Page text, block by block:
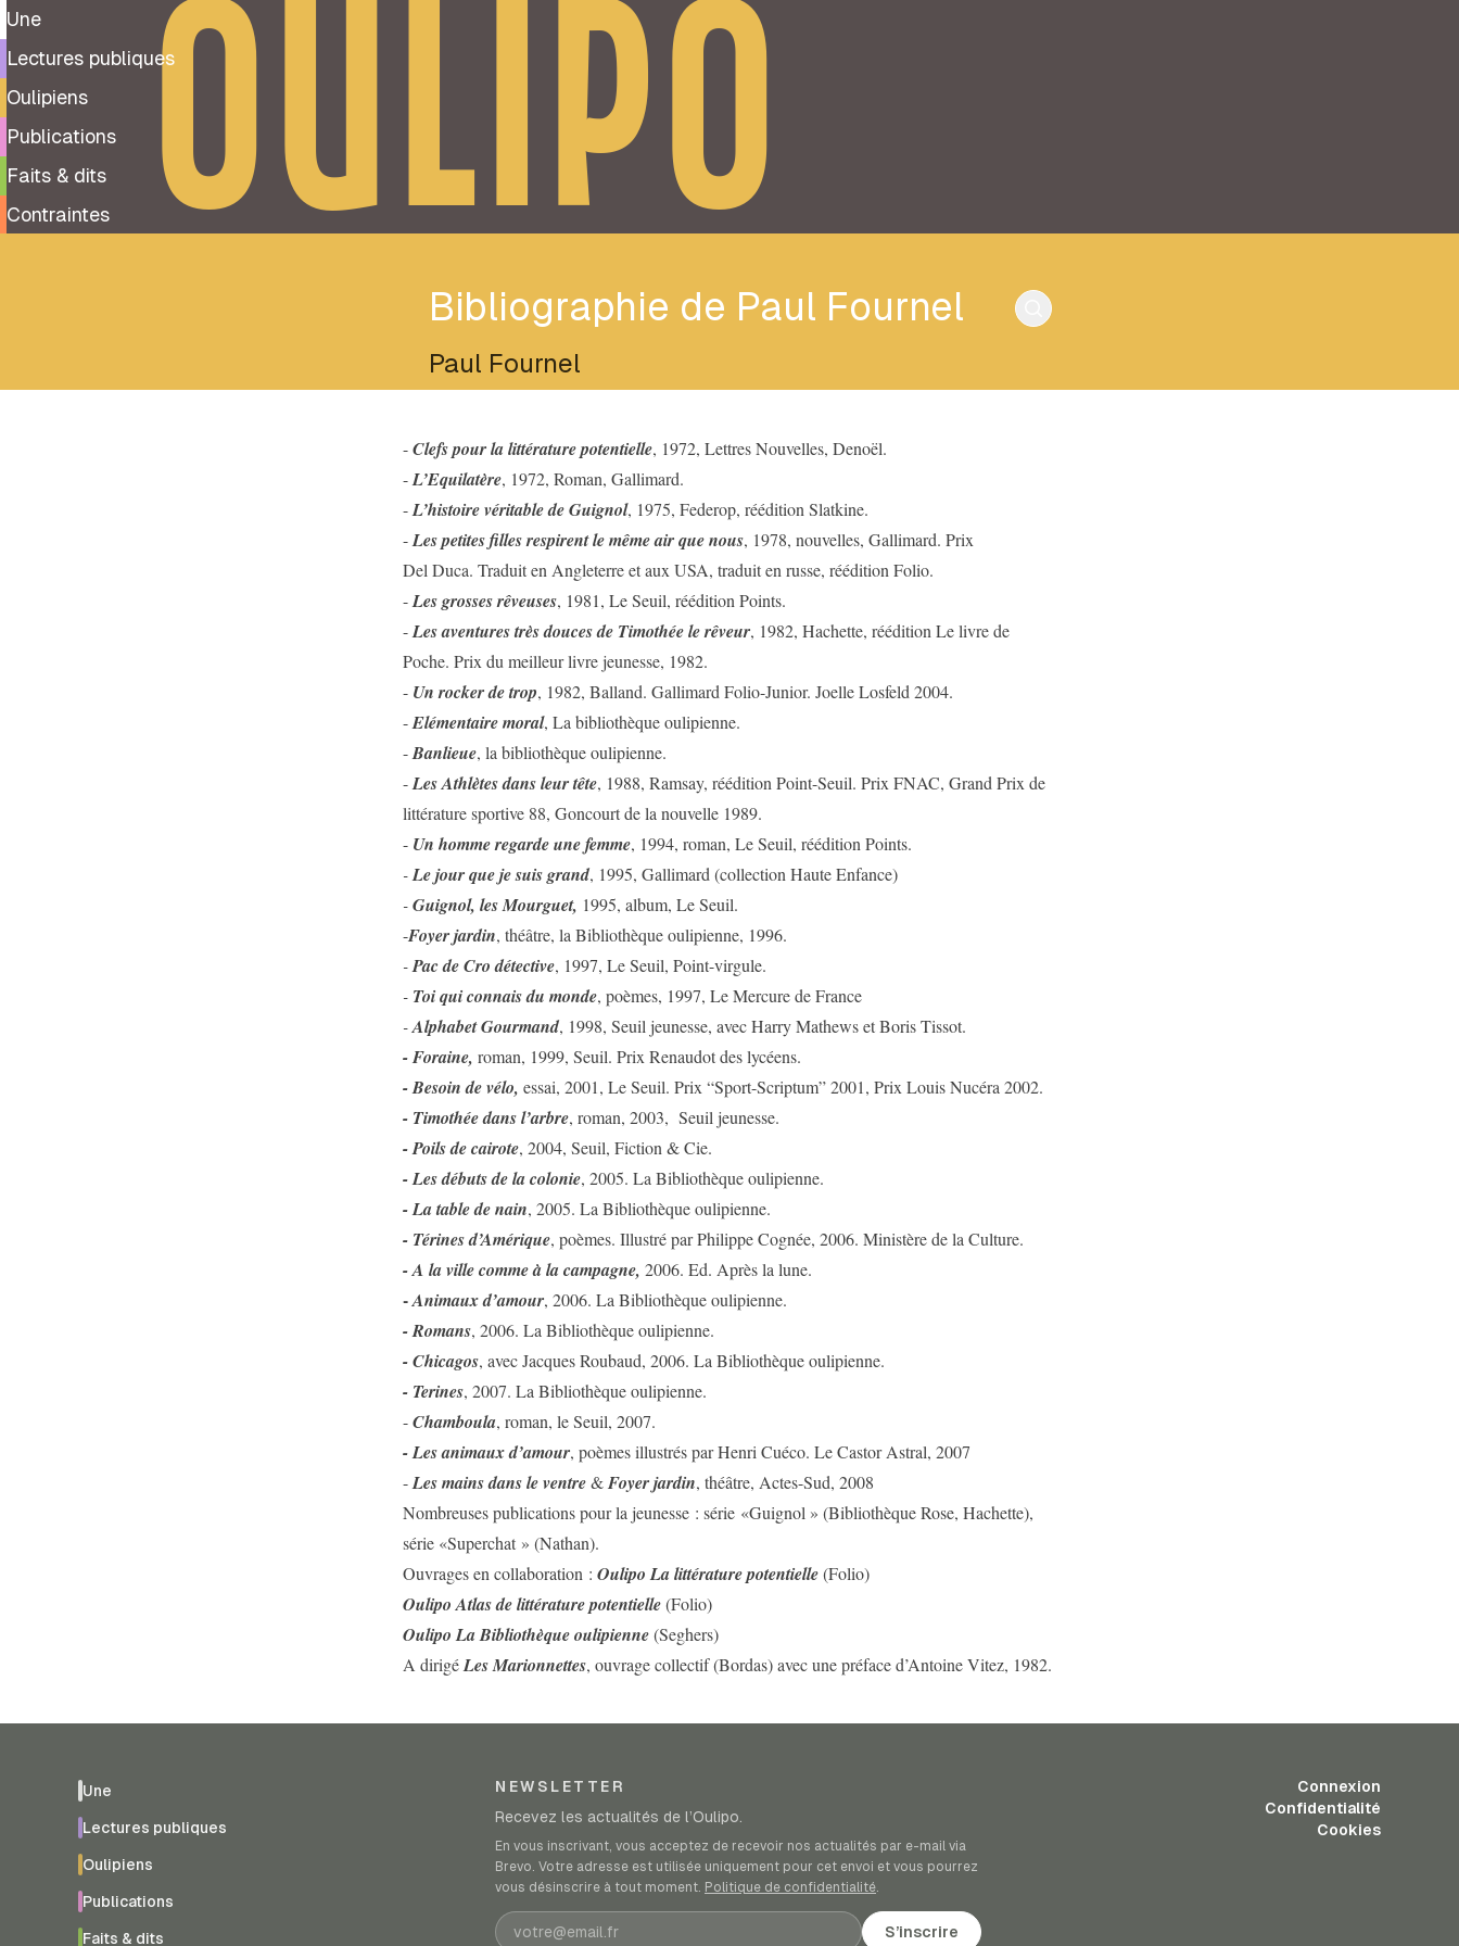
Une
Lectures publiques
Oulipiens
Publications
Faits & dits
Contraintes
OULIPO
Bibliographie de Paul Fournel
Paul Fournel
-Clefs pour la littérature potentielle, 1972, Lettres Nouvelles, Denoël.
-L’Equilatère, 1972, Roman, Gallimard.
-L’histoire véritable de Guignol, 1975, Federop, réédition Slatkine.
-Les petites filles respirent le même air que nous, 1978, nouvelles, Gallimard. Prix
Del Duca. Traduit en Angleterre et aux USA, traduit en russe, réédition Folio.
-Les grosses rêveuses, 1981, Le Seuil, réédition Points.
-Les aventures très douces de Timothée le rêveur, 1982, Hachette, réédition Le livre de
Poche. Prix du meilleur livre jeunesse, 1982.
- Un rocker de trop, 1982, Balland. Gallimard Folio-Junior. Joelle Losfeld 2004.
-Elémentaire moral, La bibliothèque oulipienne.
-Banlieue, la bibliothèque oulipienne.
-Les Athlètes dans leur tête, 1988, Ramsay, réédition Point-Seuil. Prix FNAC, Grand Prix de
littérature sportive 88, Goncourt de la nouvelle 1989.
- Un homme regarde une femme, 1994, roman, Le Seuil, réédition Points.
-Le jour que je suis grand, 1995, Gallimard (collection Haute Enfance)
-Guignol, les Mourguet, 1995, album, Le Seuil.
-Foyer jardin, théâtre, la Bibliothèque oulipienne, 1996.
-Pac de Cro détective, 1997, Le Seuil, Point-virgule.
-Toi qui connais du monde, poèmes, 1997, Le Mercure de France
-Alphabet Gourmand, 1998, Seuil jeunesse, avec Harry Mathews et Boris Tissot.
- Foraine, roman, 1999, Seuil. Prix Renaudot des lycéens.
- Besoin de vélo, essai, 2001, Le Seuil. Prix “Sport-Scriptum” 2001, Prix Louis Nucéra 2002.
- Timothée dans l’arbre, roman, 2003, Seuil jeunesse.
- Poils de cairote, 2004, Seuil, Fiction & Cie.
- Les débuts de la colonie, 2005. La Bibliothèque oulipienne.
- La table de nain, 2005. La Bibliothèque oulipienne.
- Térines d’Amérique, poèmes. Illustré par Philippe Cognée, 2006. Ministère de la Culture.
- A la ville comme à la campagne, 2006. Ed. Après la lune.
-Animaux d’amour, 2006. La Bibliothèque oulipienne.
- Romans, 2006. La Bibliothèque oulipienne.
- Chicagos, avec Jacques Roubaud, 2006. La Bibliothèque oulipienne.
- Terines, 2007. La Bibliothèque oulipienne.
-Chamboula, roman, le Seuil, 2007.
- Les animaux d’amour, poèmes illustrés par Henri Cuéco. Le Castor Astral, 2007
-Les mains dans le ventre&Foyer jardin, théâtre, Actes-Sud, 2008
Nombreuses publications pour la jeunesse : série «Guignol » (Bibliothèque Rose, Hachette),
série «Superchat » (Nathan).
Ouvrages en collaboration : Oulipo La littérature potentielle(Folio)
Oulipo Atlas de littérature potentielle(Folio)
Oulipo La Bibliothèque oulipienne(Seghers)
A dirigéLes Marionnettes, ouvrage collectif (Bordas) avec une préface d’Antoine Vitez, 1982.
Une
Lectures publiques
Oulipiens
Publications
Faits & dits
NEWSLETTER
Recevez les actualités de l’Oulipo.
En vous inscrivant, vous acceptez de recevoir nos actualités par e-mail via
Brevo. Votre adresse est utilisée uniquement pour cet envoi et vous pourrez
vous désinscrire à tout moment. Politique de confidentialité.
Adresse e-mail S’inscrire
Connexion
Confidentialité
Cookies